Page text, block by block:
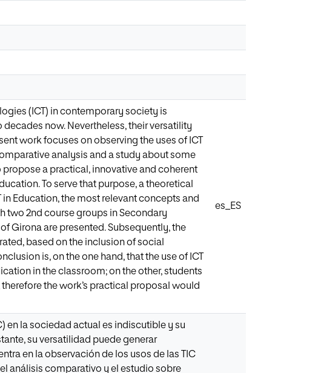
(ICT) in contemporary society is
now. Nevertheless, their versatility
work focuses on observing the uses of ICT
analysis and a study about some
a practical, innovative and coherent
To serve that purpose, a theoretical
Education, the most relevant concepts and
two 2nd course groups in Secondary
Girona are presented. Subsequently, the
based on the inclusion of social
is, on the one hand, that the use of ICT
in the classroom; on the other, students
the work’s practical proposal would
es_ES
en la sociedad actual es indiscutible y su
su versatilidad puede generar
en la observación de los usos de las TIC
análisis comparativo y el estudio sobre